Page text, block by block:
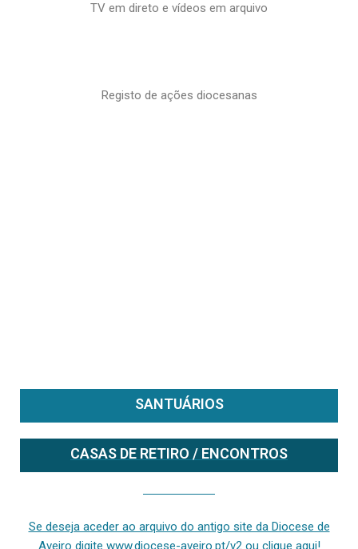
TV em direto e vídeos em arquivo
Registo de ações diocesanas
SANTUÁRIOS
CASAS DE RETIRO / ENCONTROS
Se deseja aceder ao arquivo do antigo site da Diocese de
Aveiro digite www.diocese-aveiro.pt/v2 ou clique aqui!